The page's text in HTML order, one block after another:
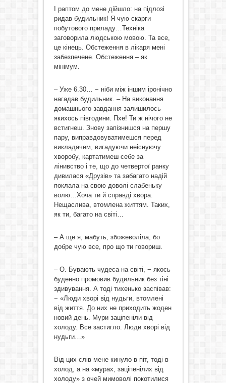
І раптом до мене дійшло: на підлозі
ридав будильник! Я чую скарги
побутового приладу…Техніка
заговорила людською мовою. Та все,
це кінець. Обстеження в лікаря мені
забезпечене. Обстеження – як
мінімум.
– Уже 6.30… − ніби між іншим іронічно
нагадав будильник. – На виконання
домашнього завдання залишилось
якихось півгодини. Пхе! Ти ж нічого не
встигнеш. Знову запізнишся на першу
пару, виправдовуватимешся перед
викладачем, вигадуючи неіснуючу
хворобу, картатимеш себе за
лінивство і те, що до четвертої ранку
дивилася «Друзів» та забагато надій
поклала на свою доволі слабеньку
волю…Хоча ти й справді хвора.
Нещаслива, втомлена життям. Таких,
як ти, багато на світі…
– А ще я, мабуть, збожеволіла, бо
добре чую все, про що ти говориш.
– О. Бувають чудеса на світі, − якось
буденно промовив будильник без тіні
здивування. А тоді тихенько заспівав:
− «Люди хворі від нудьги, втомлені
від життя. До них не приходить жоден
новий день. Мури заціпеніли від
холоду. Все застигло. Люди хворі від
нудьги…»
Від цих слів мене кинуло в піт, тоді в
холод, а на «мурах, заціпенілих від
холоду» з очей мимоволі покотилися